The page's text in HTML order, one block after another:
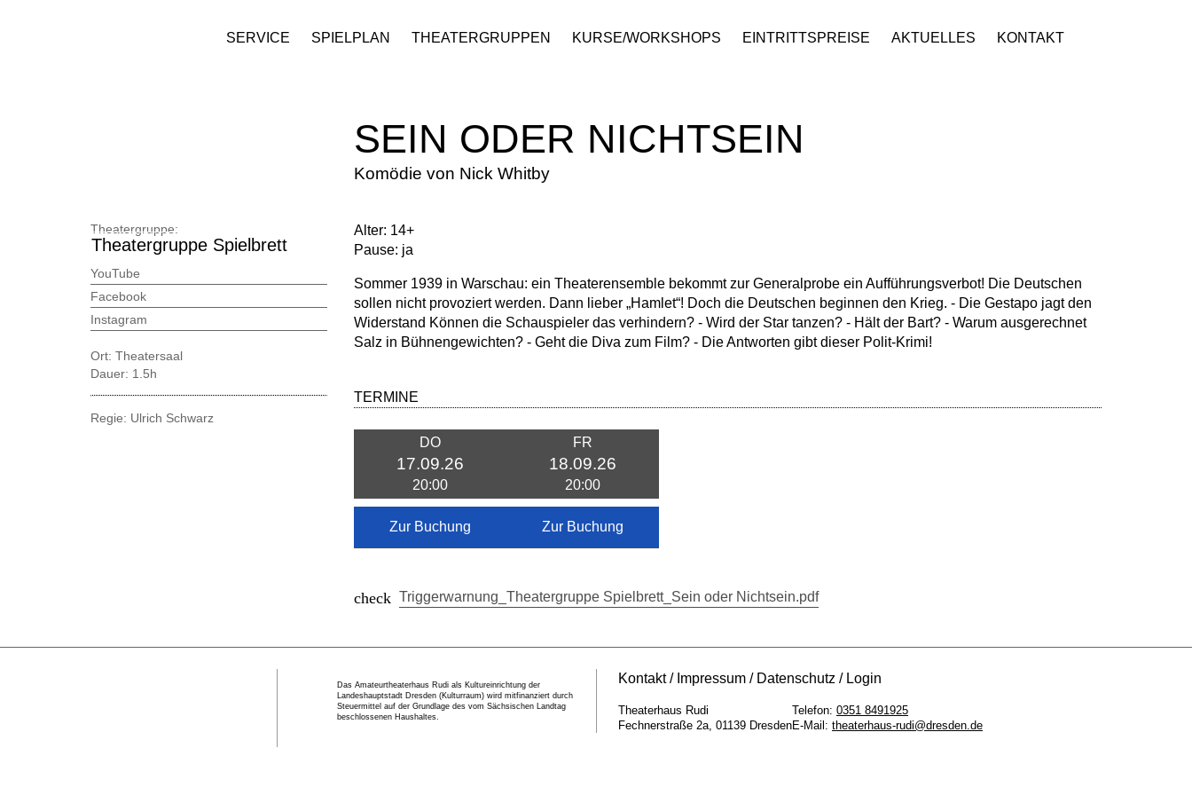
SERVICE SPIELPLAN THEATERGRUPPEN KURSE/WORKSHOPS EINTRITTSPREISE AKTUELLES KONTAKT
SEIN ODER NICHTSEIN
Komödie von Nick Whitby
Theatergruppe:
Theatergruppe Spielbrett
YouTube
Facebook
Instagram
Ort: Theatersaal
Dauer: 1.5h
Regie: Ulrich Schwarz
Alter: 14+
Pause: ja
Sommer 1939 in Warschau: ein Theaterensemble bekommt zur Generalprobe ein Aufführungsverbot! Die Deutschen
sollen nicht provoziert werden. Dann lieber „Hamlet“! Doch die Deutschen beginnen den Krieg. - Die Gestapo jagt den
Widerstand Können die Schauspieler das verhindern? - Wird der Star tanzen? - Hält der Bart? - Warum ausgerechnet
Salz in Bühnengewichten? - Geht die Diva zum Film? - Die Antworten gibt dieser Polit-Krimi!
TERMINE
DO
17.09.26
20:00
Zur Buchung
FR
18.09.26
20:00
Zur Buchung
Triggerwarnung_Theatergruppe Spielbrett_Sein oder Nichtsein.pdf
Das Amateurtheaterhaus Rudi als Kultureinrichtung der
Landeshauptstadt Dresden (Kulturraum) wird mitfinanziert durch
Steuermittel auf der Grundlage des vom Sächsischen Landtag
beschlossenen Haushaltes.
Kontakt Impressum Datenschutz Login
Theaterhaus Rudi
Fechnerstraße 2a 01139 Dresden
Telefon: 0351 8491925
E-Mail: theaterhaus-rudi@dresden.de